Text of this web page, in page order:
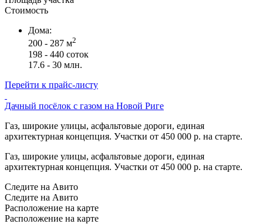
Стоимость
Дома:
200 - 287 м2
198 - 440 соток
17.6 - 30 млн.
Перейти к прайс-листу
Дачный посёлок с газом на Новой Риге
Газ, широкие улицы, асфальтовые дороги, единая
архитектурная концепция. Участки от 450 000 р. на старте.
Газ, широкие улицы, асфальтовые дороги, единая
архитектурная концепция. Участки от 450 000 р. на старте.
Следите на Авито
Следите на Авито
Расположение на карте
Расположение на карте